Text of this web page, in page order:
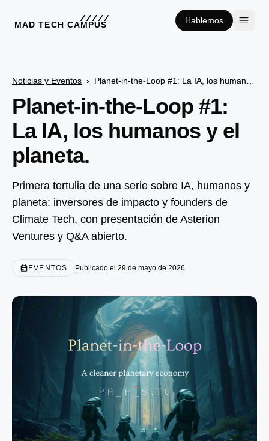
MAD TECH CAMPUS Hablemos
Noticias y Eventos ›
Planet-in-the-Loop #1:
La IA, los humanos y el
planeta.
Primera tertulia de una serie sobre IA, humanos y
planeta: inversores de impacto y founders de
Climate Tech, con presentación de Asterion
Ventures y Q&A abierto.
EVENTOS Publicado el 29 de mayo de 2026